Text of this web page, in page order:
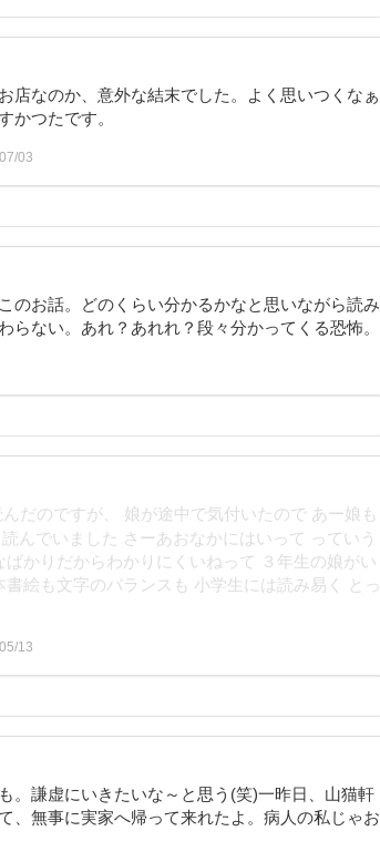
店なのか、意外な結末でした。よく思いつくなぁ
かつたです。
03
のお話。どのくらい分かるかなと思いながら読み
らない。あれ？あれれ？段々分かってくる恐怖。
だのですが、 娘が途中で気付いたので あー娘も
んでいました さーあおなかにはいって っていう
かりだからわかりにくいねって ３年生の娘がい
絵も文字のバランスも 小学生には読み易く とっ
13
。謙虚にいきたいな～と思う(笑)一昨日、山猫軒
、無事に実家へ帰って来れたよ。病人の私じゃお